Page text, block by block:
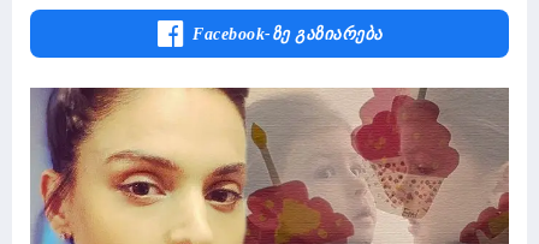
Facebook-Ზე Გაზიარება